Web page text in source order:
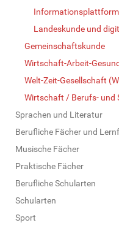
Informationsplattform
Landeskunde und
Gemeinschaftskunde
Wirtschaft-Arbeit-
Welt-Zeit-Gesellschaft
Wirtschaft / Berufs- und
Sprachen und Literatur
Berufliche Fächer und
Musische Fächer
Praktische Fächer
Berufliche Schularten
Schularten
Sport